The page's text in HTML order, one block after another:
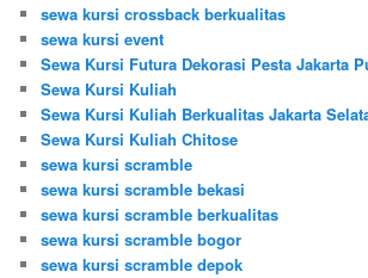
sewa kursi crossback berkualitas
sewa kursi event
Sewa Kursi Futura Dekorasi Pesta Jakarta
Sewa Kursi Kuliah
Sewa Kursi Kuliah Berkualitas Jakarta
Sewa Kursi Kuliah Chitose
sewa kursi scramble
sewa kursi scramble bekasi
sewa kursi scramble berkualitas
sewa kursi scramble bogor
sewa kursi scramble depok